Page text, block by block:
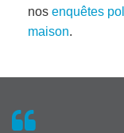
nos enquêtes
maison.